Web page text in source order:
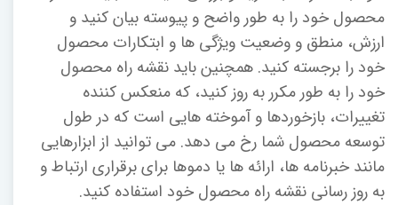
محصول خود را به طور واضح و پیوسته بیان کنید و
ارزش، منطق و وضعیت ویژگی ها و ابتکارات محصول
خود را برجسته کنید. همچنین باید نقشه راه محصول
خود را به طور مکرر به روز کنید، که منعکس کننده
تغییرات، بازخوردها و آموخته هایی است که در طول
توسعه محصول شما رخ می دهد. می توانید از ابزارهایی
مانند خبرنامه ها، ارائه ها یا دموها برای برقراری ارتباط و
به روز رسانی نقشه راه محصول خود استفاده کنید.